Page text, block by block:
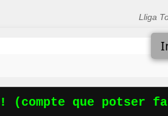
Lliga
que potser